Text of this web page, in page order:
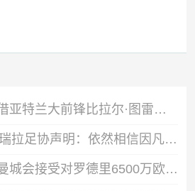
官方：帕尔马租借亚特兰大前锋比拉尔·图雷，租期至2027年6月
支持者+1！委内瑞拉足协声明：依然相信因凡蒂诺有能力领导FIFA
每体：巴萨认为曼城会接受对罗德里6500万欧报价，双方分歧并不大